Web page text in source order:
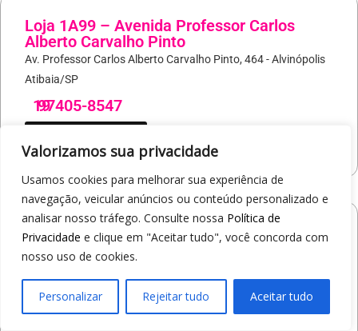
Valorizamos sua privacidade
Usamos cookies para melhorar sua experiência de
navegação, veicular anúncios ou conteúdo personalizado e
analisar nosso tráfego. Consulte nossa Política de
Privacidade e clique em "Aceitar tudo", você concorda com
nosso uso de cookies.
Personalizar Rejeitar tudo Aceitar tudo
Loja 1A99 – Avenida Professor Carlos
Alberto Carvalho Pinto
Av. Professor Carlos Alberto Carvalho Pinto, 464 - Alvinópolis
Atibaia/SP
19
97405-8547
Loja 1A99 – Shopping Praça Nova
Av. Carlos Pereira da Silva, 6000 - Jardim Guanabara
19
97414-5412